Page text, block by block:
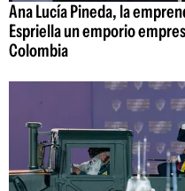
Ana Lucía Pineda, la
Espriella un emporio
Colombia